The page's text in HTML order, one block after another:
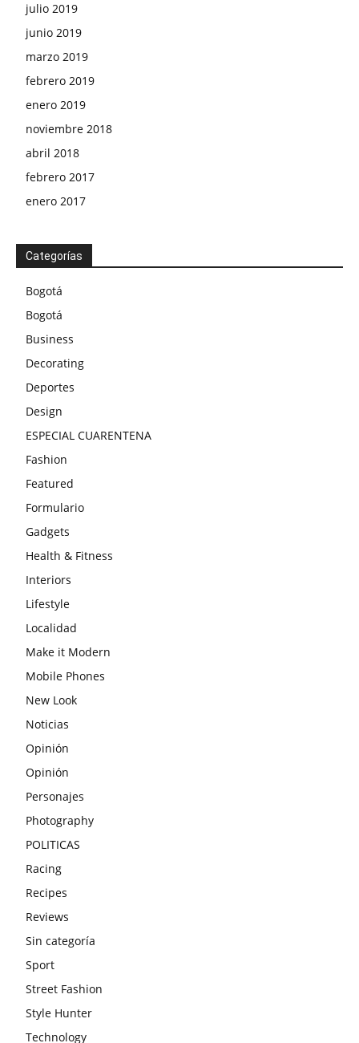
julio 2019
junio 2019
marzo 2019
febrero 2019
enero 2019
noviembre 2018
abril 2018
febrero 2017
enero 2017
Categorías
Bogotá
Bogotá
Business
Decorating
Deportes
Design
ESPECIAL CUARENTENA
Fashion
Featured
Formulario
Gadgets
Health & Fitness
Interiors
Lifestyle
Localidad
Make it Modern
Mobile Phones
New Look
Noticias
Opinión
Opinión
Personajes
Photography
POLITICAS
Racing
Recipes
Reviews
Sin categoría
Sport
Street Fashion
Style Hunter
Technology